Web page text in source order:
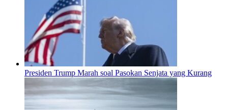
Presiden Trump Marah soal Pasokan Senjata yang Kurang